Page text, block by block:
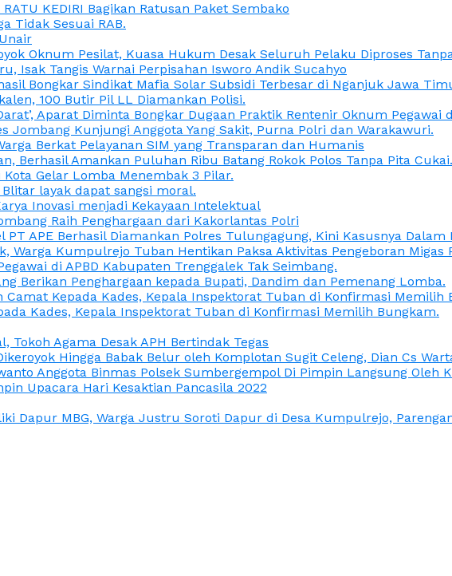
KEDIRI Bagikan Ratusan Paket Sembako
Tidak Sesuai RAB.
Oknum Pesilat, Kuasa Hukum Desak Seluruh Pelaku Diproses
Isak Tangis Warnai Perpisahan Isworo Andik Sucahyo
Bongkar Sindikat Mafia Solar Subsidi Terbesar di Nganjuk Jawa
100 Butir Pil LL Diamankan Polisi.
Aparat Diminta Bongkar Dugaan Praktik Rentenir Oknum Pegawai
Jombang Kunjungi Anggota Yang Sakit, Purna Polri dan Warakawuri.
Berkat Pelayanan SIM yang Transparan dan Humanis
Berhasil Amankan Puluhan Ribu Batang Rokok Polos Tanpa Pita Cukai.
Gelar Lomba Menembak 3 Pilar.
layak dapat sangsi moral.
Inovasi menjadi Kekayaan Intelektual
Raih Penghargaan dari Kakorlantas Polri
APE Berhasil Diamankan Polres Tulungagung, Kini Kasusnya Dalam
Kumpulrejo Tuban Hentikan Paksa Aktivitas Pengeboran Migas
di APBD Kabupaten Trenggalek Tak Seimbang.
Berikan Penghargaan kepada Bupati, Dandim dan Pemenang Lomba.
Kepada Kades, Kepala Inspektorat Tuban di Konfirmasi Memilih
Kades, Kepala Inspektorat Tuban di Konfirmasi Memilih Bungkam.
Agama Desak APH Bertindak Tegas
Hingga Babak Belur oleh Komplotan Sugit Celeng, Dian Cs
Anggota Binmas Polsek Sumbergempol Di Pimpin Langsung Oleh
Upacara Hari Kesaktian Pancasila 2022
Dapur MBG, Warga Justru Soroti Dapur di Desa Kumpulrejo,